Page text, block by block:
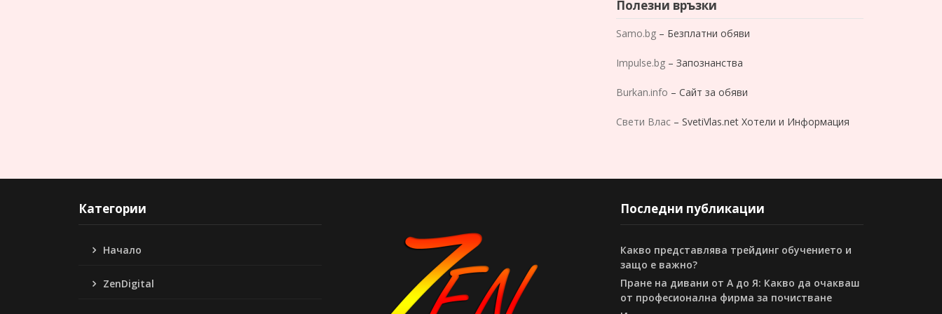
Полезни връзки
Samo.bg– Безплатни обяви
Impulse.bg– Запознанства
Burkan.info – Сайт за обяви
Свети Влас– SvetiVlas.net Хотели и Информация
Категории
Начало
ZenDigital
Последни публикации
Какво представлява трейдинг обучението и
защо е важно?
Пране на дивани от А до Я: Какво да очакваш
от професионална фирма за почистване